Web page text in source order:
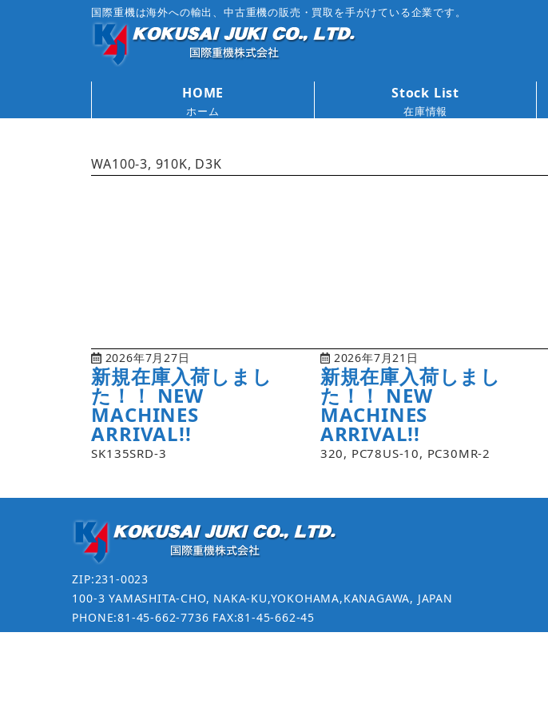
国際重機は海外への輸出、中古重機の販売・買取を手がけている企業です。
HOME
ホーム
Stock List
在庫情報
WA100-3, 910K, D3K
2026年7月27日
新規在庫入荷しまし
た！！ NEW
MACHINES
ARRIVAL!!
SK135SRD-3
2026年7月21日
新規在庫入荷しまし
た！！ NEW
MACHINES
ARRIVAL!!
320, PC78US-10, PC30MR-2
ZIP:231-0023
100-3 YAMASHITA-CHO, NAKA-KU,YOKOHAMA,KANAGAWA, JAPAN
PHONE:81-45-662-7736 FAX:81-45-662-45